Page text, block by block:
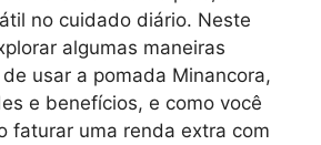
no cuidado diário. Neste
algumas maneiras
usar a pomada Minancora,
e benefícios, e como você
faturar uma renda extra com